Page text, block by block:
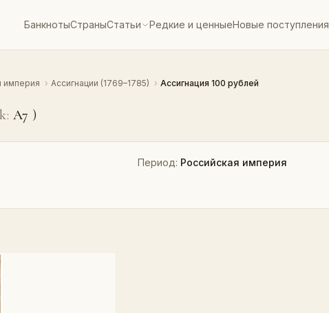
БанкнотыСтраныСтатьи Редкие и ценныеНовые поступления
империя › Ассигнации (1769–1785) › Ассигнация 100 рублей
A7 )
Период: Российская империя